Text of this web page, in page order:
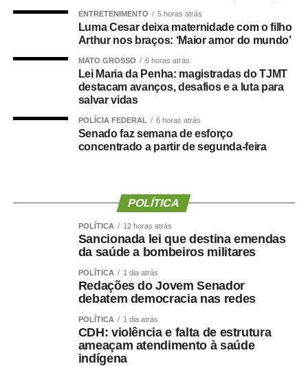
confiança depositada no Instituto Selecon e destacou a
forma como o processo foi conduzido.
“Eu, em nome do Selecon, também agradeço ao
deputado porque, de fato, fizemos um concurso histórico,
graças à oportunidade que o Juca nos deu para
presidente da instituição.
Ao final do encontro, Juca reforçou a importância da
valorização do serviço público por meio de concursos
igualdade de oportunidades para todos os candidatos.
COMENTE ABAIXO:
ENTRETENIMENTO 5 horas atrás
Luma Cesar deixa maternidade com o filho
Arthur nos braços: ‘Maior amor do mundo’
MATO GROSSO 6 horas atrás
Lei Maria da Penha: magistradas do TJMT
destacam avanços, desafios e a luta para
salvar vidas
POLÍCIA FEDERAL 6 horas atrás
Senado faz semana de esforço
concentrado a partir de segunda-feira
POLÍTICA
POLÍTICA 12 horas atrás
Sancionada lei que destina emendas
da saúde a bombeiros militares
POLÍTICA 1 dia atrás
Redações do Jovem Senador
debatem democracia nas redes
POLÍTICA 1 dia atrás
CDH: violência e falta de estrutura
ameaçam atendimento à saúde
indígena